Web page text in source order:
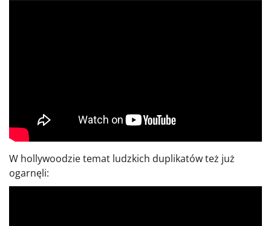
W hollywoodzie temat ludzkich duplikatów też już
ogarnęli: